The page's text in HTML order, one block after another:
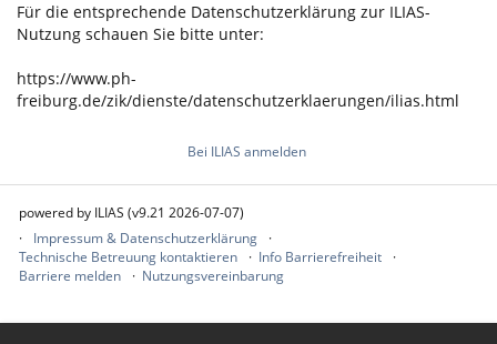
Für die entsprechende Datenschutzerklärung zur ILIAS-
Nutzung schauen Sie bitte unter:
https://www.ph-
freiburg.de/zik/dienste/datenschutzerklaerungen/ilias.html
Bei ILIAS anmelden
powered by ILIAS (v9.21 2026-07-07)
Impressum & Datenschutzerklärung
Technische Betreuung kontaktieren
Info Barrierefreiheit
Barriere melden
Nutzungsvereinbarung